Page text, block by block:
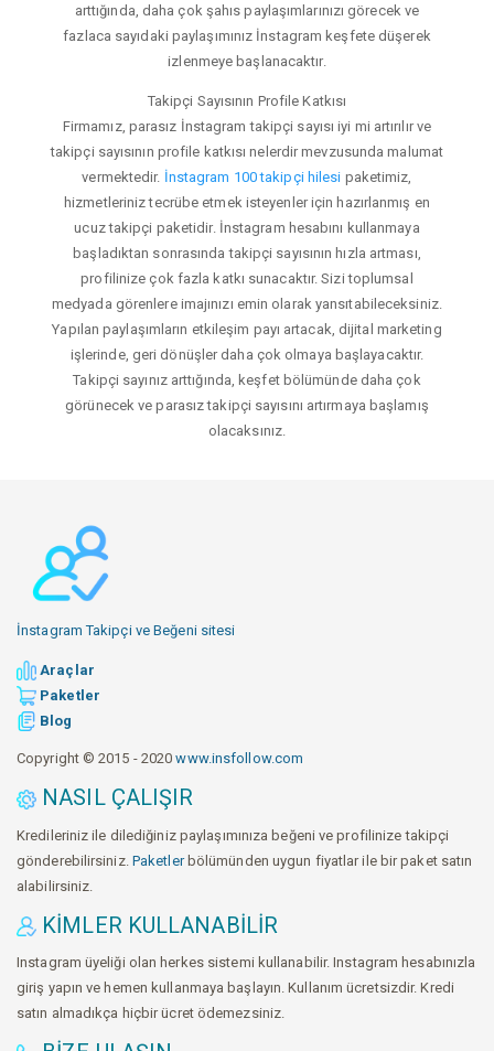
arttığında, daha çok şahıs paylaşımlarınızı görecek ve
fazlaca sayıdaki paylaşımınız İnstagram keşfete düşerek
izlenmeye başlanacaktır.
Takipçi Sayısının Profile Katkısı
Firmamız, parasız İnstagram takipçi sayısı iyi mi artırılır ve
takipçi sayısının profile katkısı nelerdir mevzusunda malumat
vermektedir. İnstagram 100 takipçi hilesi paketimiz,
hizmetleriniz tecrübe etmek isteyenler için hazırlanmış en
ucuz takipçi paketidir. İnstagram hesabını kullanmaya
başladıktan sonrasında takipçi sayısının hızla artması,
profilinize çok fazla katkı sunacaktır. Sizi toplumsal
medyada görenlere imajınızı emin olarak yansıtabileceksiniz.
Yapılan paylaşımların etkileşim payı artacak, dijital marketing
işlerinde, geri dönüşler daha çok olmaya başlayacaktır.
Takipçi sayınız arttığında, keşfet bölümünde daha çok
görünecek ve parasız takipçi sayısını artırmaya başlamış
olacaksınız.
İnstagram Takipçi ve Beğeni sitesi
Araçlar
Paketler
Blog
Copyright © 2015 - 2020www.insfollow.com
NASIL ÇALIŞIR
Kredileriniz ile dilediğiniz paylaşımınıza beğeni ve profilinize takipçi
gönderebilirsiniz. Paketlerbölümünden uygun fiyatlar ile bir paket satın
alabilirsiniz.
KIMLER KULLANABILIR
Instagram üyeliği olan herkes sistemi kullanabilir. Instagram hesabınızla
giriş yapın ve hemen kullanmaya başlayın. Kullanım ücretsizdir. Kredi
satın almadıkça hiçbir ücret ödemezsiniz.